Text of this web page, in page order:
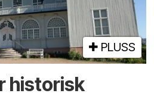
PLUSS
historisk